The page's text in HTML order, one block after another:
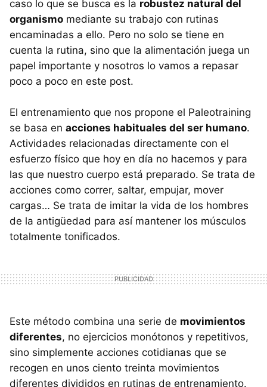
caso lo que se busca es la robustez natural del
organismo mediante su trabajo con rutinas
encaminadas a ello. Pero no solo se tiene en
cuenta la rutina, sino que la alimentación juega un
papel importante y nosotros lo vamos a repasar
poco a poco en este post.
El entrenamiento que nos propone el Paleotraining
se basa en acciones habituales del ser humano.
Actividades relacionadas directamente con el
esfuerzo físico que hoy en día no hacemos y para
las que nuestro cuerpo está preparado. Se trata de
acciones como correr, saltar, empujar, mover
cargas… Se trata de imitar la vida de los hombres
de la antigüedad para así mantener los músculos
totalmente tonificados.
Este método combina una serie de movimientos
diferentes, no ejercicios monótonos y repetitivos,
sino simplemente acciones cotidianas que se
recogen en unos ciento treinta movimientos
diferentes divididos en rutinas de entrenamiento.